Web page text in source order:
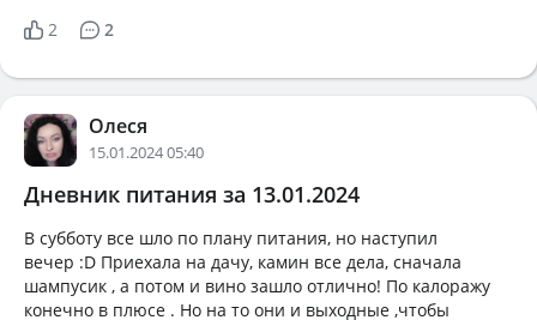
2
2
Олеся
15.01.2024 05:40
Дневник питания за 13.01.2024
В субботу все шло по плану питания, но наступил
вечер :D Приехала на дачу, камин все дела, сначала
шампусик , а потом и вино зашло отлично! По калоражу
конечно в плюсе . Но на то они и выходные ,чтобы